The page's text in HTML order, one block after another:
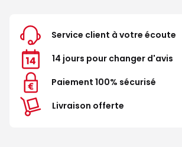
Service client à votre écoute
14 jours pour changer d'avis
Paiement 100% sécurisé
Livraison offerte